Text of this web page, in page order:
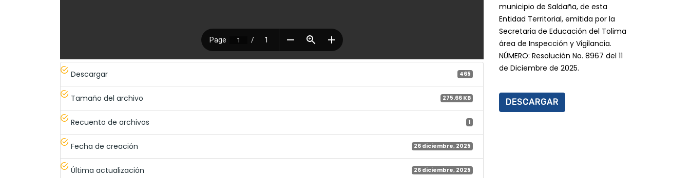
Descargar 465
Tamaño del archivo 275.66 KB
Recuento de archivos 1
Fecha de creación 26 diciembre, 2025
Última actualización 26 diciembre, 2025
municipio de Saldaña, de esta
Entidad Territorial, emitida por la
Secretaria de Educación del Tolima
área de Inspección y Vigilancia.
NÚMERO: Resolución No. 8967 del 11
de Diciembre de 2025.
DESCARGAR